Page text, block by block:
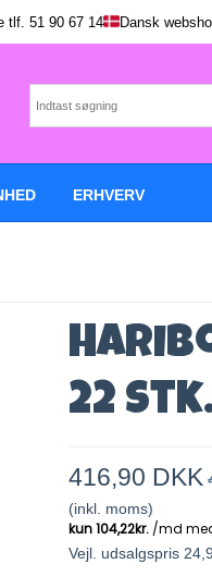
tlf. 51 90 67 14 Dansk
ERHVERV
22
416,90 DKK
(inkl. moms)
Vejl. udsalgspris